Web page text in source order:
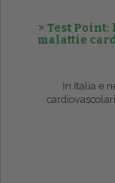
> Test
malattie
In Italia e